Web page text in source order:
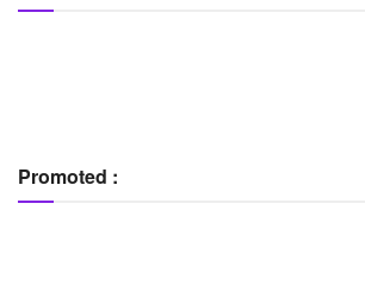
Promoted :